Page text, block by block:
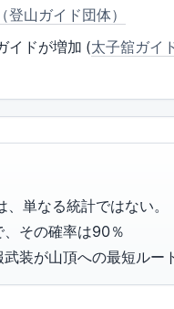
登山ガイド団体）
イドが増加 (太子舘ガイ
単なる統計ではない。
その確率は90％
装が山頂への最短ルー